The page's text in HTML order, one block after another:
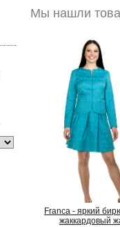
Мы нашли
Franca - яркий
жаккардовый